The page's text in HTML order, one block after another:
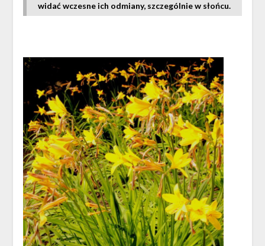
widać wczesne ich odmiany, szczególnie w słońcu.